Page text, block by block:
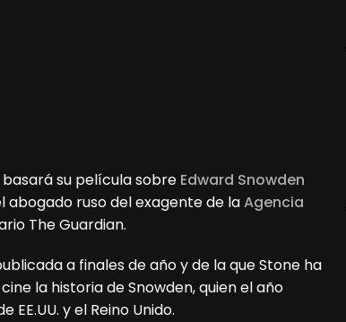
basará su película sobre Edward Snowden
abogado ruso del exagente de laAgencia
The Guardian.
a finales de año y de la que Stone ha
la historia de Snowden, quien el año
y el Reino Unido.